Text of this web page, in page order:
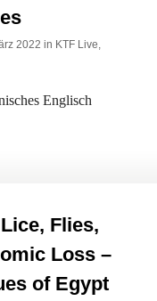
2022 in KTF Live,
Englisch
Flies,
Loss –
of Egypt